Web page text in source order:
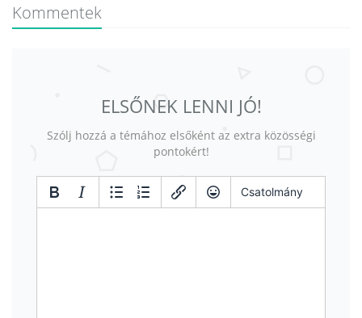
Kommentek
ELSŐNEK LENNI JÓ!
Szólj hozzá a témához elsőként az extra közösségi
pontokért!
Csatolmány